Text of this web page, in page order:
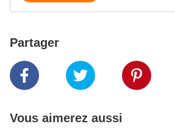
Partager
Vous aimerez aussi